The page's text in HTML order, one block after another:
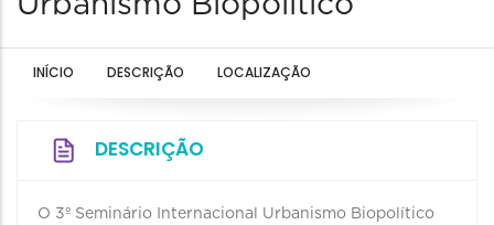
INÍCIO DESCRIÇÃO LOCALIZAÇÃO
DESCRIÇÃO
O 3º Seminário Internacional Urbanismo Biopolítico